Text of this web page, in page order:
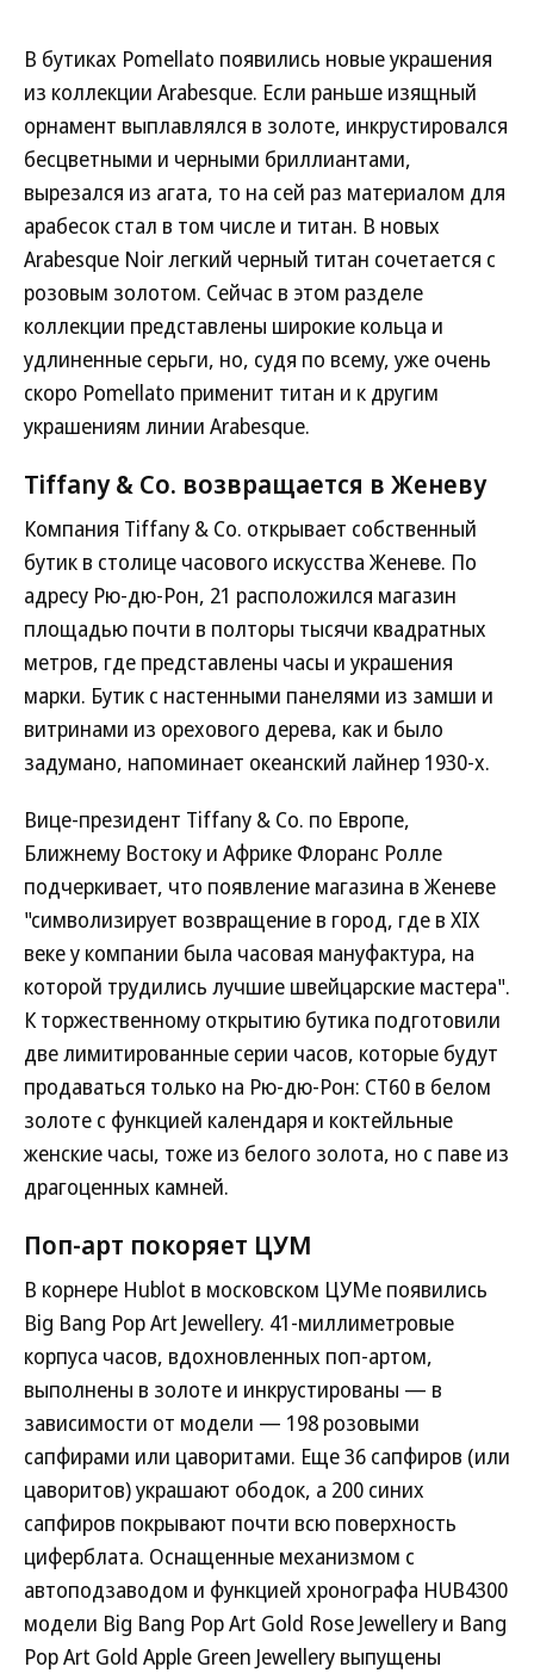
В бутиках Pomellato появились новые украшения
из коллекции Arabesque. Если раньше изящный
орнамент выплавлялся в золоте, инкрустировался
бесцветными и черными бриллиантами,
вырезался из агата, то на сей раз материалом для
арабесок стал в том числе и титан. В новых
Arabesque Noir легкий черный титан сочетается с
розовым золотом. Сейчас в этом разделе
коллекции представлены широкие кольца и
удлиненные серьги, но, судя по всему, уже очень
скоро Pomellato применит титан и к другим
украшениям линии Arabesque.
Tiffany & Co. возвращается в Женеву
Компания Tiffany & Co. открывает собственный
бутик в столице часового искусства Женеве. По
адресу Рю-дю-Рон, 21 расположился магазин
площадью почти в полторы тысячи квадратных
метров, где представлены часы и украшения
марки. Бутик c настенными панелями из замши и
витринами из орехового дерева, как и было
задумано, напоминает океанский лайнер 1930-х.
Вице-президент Tiffany & Co. по Европе,
Ближнему Востоку и Африке Флоранс Ролле
подчеркивает, что появление магазина в Женеве
"символизирует возвращение в город, где в XIX
веке у компании была часовая мануфактура, на
которой трудились лучшие швейцарские мастера".
К торжественному открытию бутика подготовили
две лимитированные серии часов, которые будут
продаваться только на Рю-дю-Рон: CT60 в белом
золоте с функцией календаря и коктейльные
женские часы, тоже из белого золота, но с паве из
драгоценных камней.
Поп-арт покоряет ЦУМ
В корнере Hublot в московском ЦУМе появились
Big Bang Pop Art Jewellery. 41-миллиметровые
корпуса часов, вдохновленных поп-артом,
выполнены в золоте и инкрустированы — в
зависимости от модели — 198 розовыми
сапфирами или цаворитами. Еще 36 сапфиров (или
цаворитов) украшают ободок, а 200 синих
сапфиров покрывают почти всю поверхность
циферблата. Оснащенные механизмом с
автоподзаводом и функцией хронографа HUB4300
модели Big Bang Pop Art Gold Rose Jewellery и Bang
Pop Art Gold Apple Green Jewellery выпущены